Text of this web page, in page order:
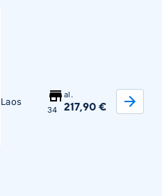
Laos
34
al.
217,90 €